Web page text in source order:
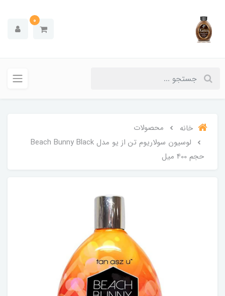
0
خانه
محصولات
لوسیون سولاریوم تن از یو مدل Beach Bunny Black
حجم 400 میل